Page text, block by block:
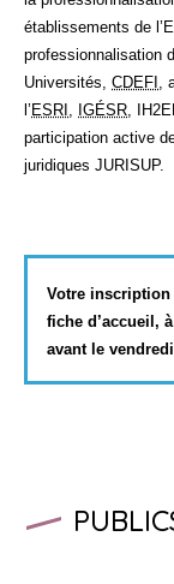
établissements de
professionnalisation
Universités, CDEFI
l’ ESRI IGÉSR ,
participation active
juridiques JURISUP.
Votre inscription
fiche d’accueil,
avant le